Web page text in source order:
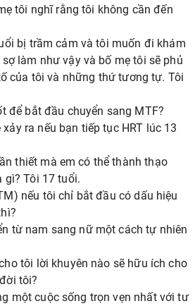
tôi nghĩ rằng tôi không cần đến
bị trầm cảm và tôi muốn đi khám
làm như vậy và bố mẹ tôi sẽ phủ
của tôi và những thứ tương tự. Tôi
để bắt đầu chuyển sang MTF?
ra nếu bạn tiếp tục HRT lúc 13
thiết mà em có thể thành thạo
gì? Tôi 17 tuổi.
nếu tôi chỉ bắt đầu có dấu hiệu
từ nam sang nữ một cách tự nhiên
tôi lời khuyên nào sẽ hữu ích cho
tôi?
một cuộc sống trọn vẹn nhất với tư